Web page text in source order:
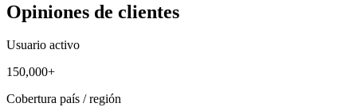
Opiniones de clientes
Usuario activo
150,000+
Cobertura país / región